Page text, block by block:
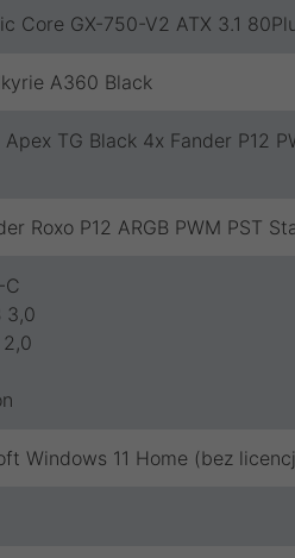
Core GX-750-V2 ATX 3.1
A360 Black
Apex TG Black 4x Fander P12
Roxo P12 ARGB PWM PST
C
3,0
2,0
Windows 11 Home (bez